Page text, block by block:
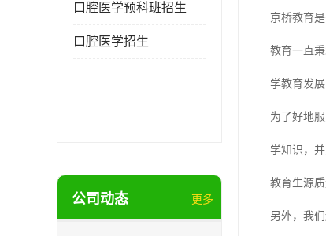
口腔医学预科班招生
口腔医学招生
公司动态 更多
京桥教育
教育一直
学教育发
为了好地
学知识，
教育生源
另外，我